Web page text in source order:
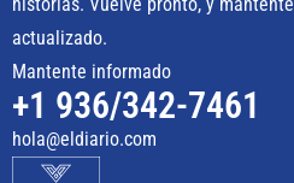
actualizado.
Mantente informado
+1 936/342-7461
hola@eldiario.com